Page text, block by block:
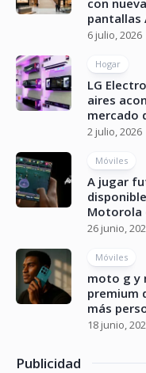
pantallas
6 julio, 2026
Hogar
LG
aires
mercado
2 julio, 2026
Móviles
A jugar
Motorola
26 junio,
Móviles
moto g y
premium
más
18 junio,
Publicidad